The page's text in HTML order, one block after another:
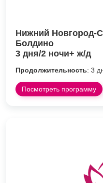
Нижний Новгород-
Болдино
3 дня/2 ночи+ ж/д
Продолжительность: 3
Посмотреть программу